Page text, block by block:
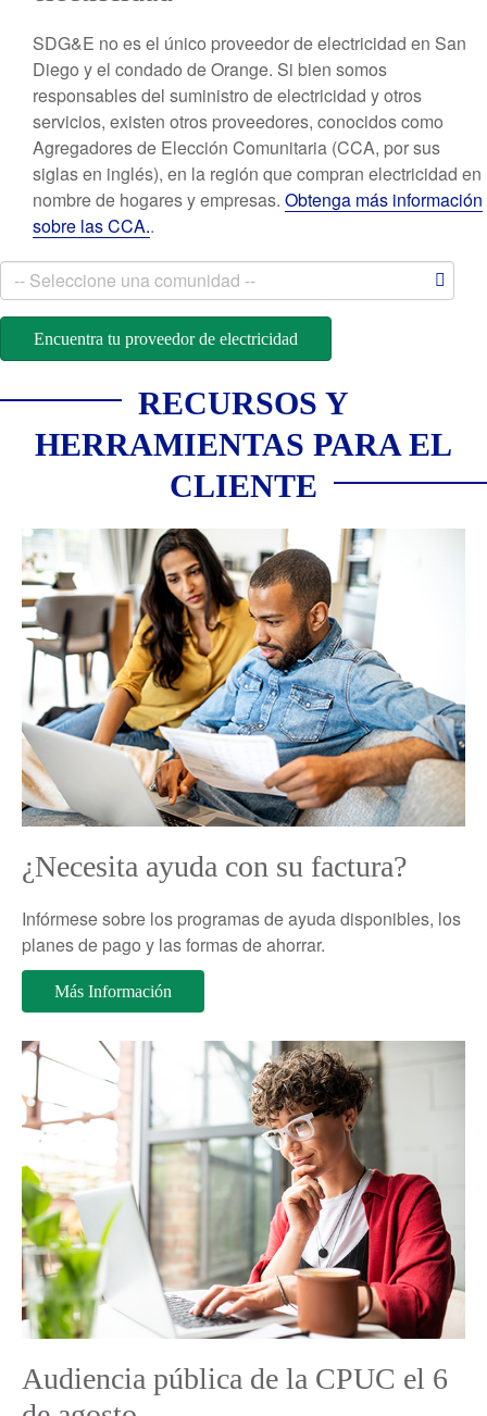
SDG&E no es el único proveedor de electricidad en San
Diego y el condado de Orange. Si bien somos
responsables del suministro de electricidad y otros
servicios, existen otros proveedores, conocidos como
Agregadores de Elección Comunitaria (CCA, por sus
siglas en inglés), en la región que compran electricidad en
nombre de hogares y empresas. Obtenga más información
sobre las CCA..
Ciudad
Encuentra tu proveedor de electricidad
RECURSOS Y
HERRAMIENTAS PARA EL
CLIENTE
¿Necesita ayuda con su factura?
Infórmese sobre los programas de ayuda disponibles, los
planes de pago y las formas de ahorrar.
Más Información
Audiencia pública de la CPUC el 6